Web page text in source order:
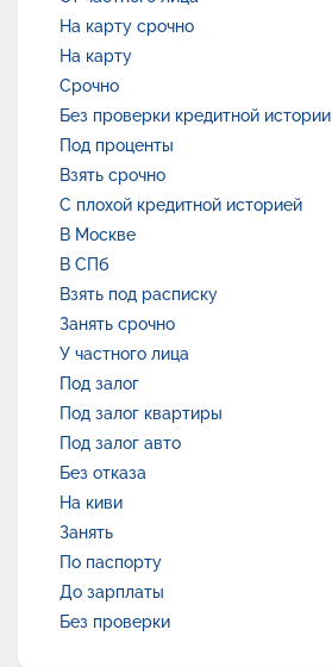
На карту срочно
На карту
Срочно
Без проверки кредитной истории
Под проценты
Взять срочно
С плохой кредитной историей
В Москве
В СПб
Взять под расписку
Занять срочно
У частного лица
Под залог
Под залог квартиры
Под залог авто
Без отказа
На киви
Занять
По паспорту
До зарплаты
Без проверки